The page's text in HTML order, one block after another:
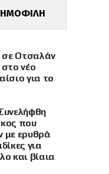
σε Οτσαλάν
νέο
για το
που
με ερυθρά
για
και βίαια